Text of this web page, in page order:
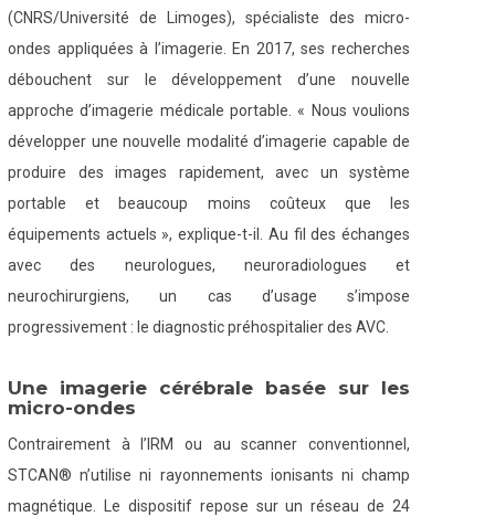
(CNRS/Université de Limoges), spécialiste des micro-
ondes appliquées à l’imagerie. En 2017, ses recherches
débouchent sur le développement d’une nouvelle
approche d’imagerie médicale portable. « Nous voulions
développer une nouvelle modalité d’imagerie capable de
produire des images rapidement, avec un système
portable et beaucoup moins coûteux que les
équipements actuels », explique-t-il. Au fil des échanges
avec des neurologues, neuroradiologues et
neurochirurgiens, un cas d’usage s’impose
progressivement : le diagnostic préhospitalier des AVC.
Une imagerie cérébrale basée sur les
micro-ondes
Contrairement à l’IRM ou au scanner conventionnel,
STCAN® n’utilise ni rayonnements ionisants ni champ
magnétique. Le dispositif repose sur un réseau de 24